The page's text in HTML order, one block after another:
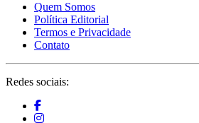
Quem Somos
Política Editorial
Termos e Privacidade
Contato
Redes sociais: